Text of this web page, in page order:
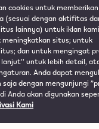
cookies untuk
(sesuai dengan aktifitas
lainnya) untuk iklan
meningkatkan situs; untuk
dan untuk mengingat
lanjut’’ untuk lebih detail,
Anda dapat
dengan mengunjungi
Anda akan digunakan
Kami